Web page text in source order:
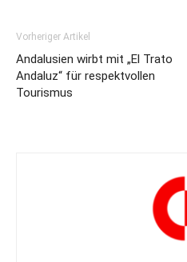
Vorheriger Artikel
Andalusien wirbt mit „El Trato
Andaluz“ für respektvollen
Tourismus